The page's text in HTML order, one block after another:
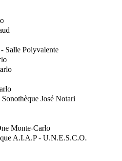
Salle Polyvalente
José Notari
Monte-Carlo
A.I.A.P - U.N.E.S.C.O.